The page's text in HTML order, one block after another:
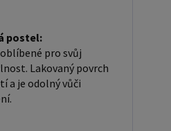
postel:
pro svůj
Lakovaný povrch
a je odolný vůči